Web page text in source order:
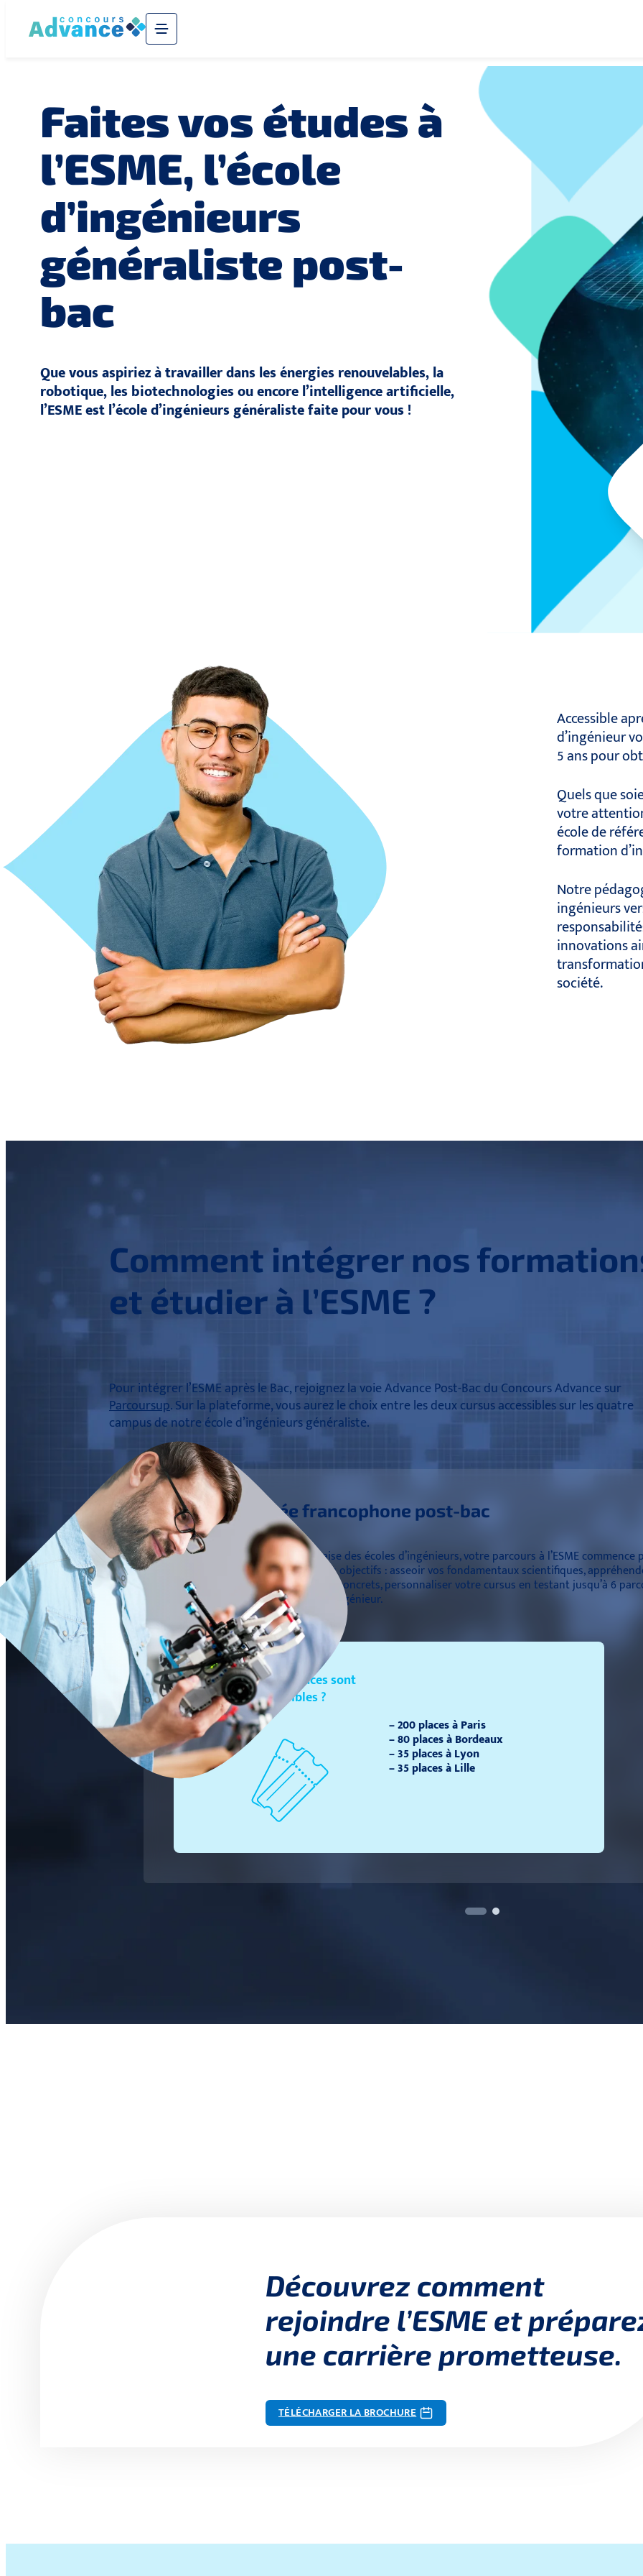
Faites vos études à
l’ESME, l’école
d’ingénieurs
généraliste post-
bac
Que vous aspiriez à travailler dans les énergies renouvelables, la
robotique, les biotechnologies ou encore l’intelligence artificielle,
l’ESME est l’école d’ingénieurs généraliste faite pour vous !
Accessible
d’ingénieur
5 ans pour
Quels que
votre
école de
formation
Notre
ingénieurs
innovations
société.
Comment intégrer nos
et étudier à l’ESME ?
Pour intégrer l’ESME après le Bac, rejoignez la voie Advance Post-Bac du Concours Advance sur
Parcoursup. Sur la plateforme, vous aurez le choix entre les deux cursus accessibles sur les quatre
campus de notre école d’ingénieurs généraliste.
Prépa intégrée francophone post-bac
Dans la grande tradition française des écoles d’ingénieurs, votre parcours à l’ESME commence
intégrée. Ce cursus vise plusieurs objectifs : asseoir vos fondamentaux scientifiques,
d’ingénieur au travers de projets concrets, personnaliser votre cursus en testant jusqu’à 6
préparez à l’entrée dans le cycle ingénieur.
Combien de places sont
disponibles ?
– 200 places à Paris
– 80 places à Bordeaux
– 35 places à Lyon
– 35 places à Lille
Découvrez comment
rejoindre l’ESME et
une carrière prometteuse.
TÉLÉCHARGER LA BROCHURE